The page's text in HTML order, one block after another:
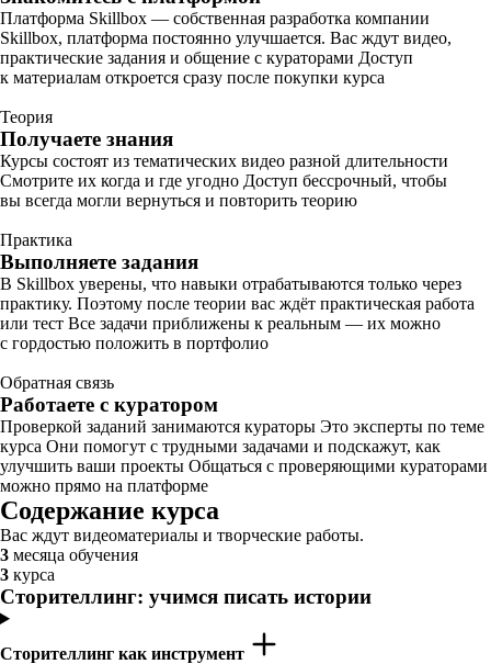
Платформа Skillbox — собственная разработка компании
Skillbox, платформа постоянно улучшается. Вас ждут видео,
практические задания и общение с кураторами Доступ
к материалам откроется сразу после покупки курса
Теория
Получаете знания
Курсы состоят из тематических видео разной длительности
Смотрите их когда и где угодно Доступ бессрочный, чтобы
вы всегда могли вернуться и повторить теорию
Практика
Выполняете задания
В Skillbox уверены, что навыки отрабатываются только через
практику. Поэтому после теории вас ждёт практическая работа
или тест Все задачи приближены к реальным — их можно
с гордостью положить в портфолио
Обратная связь
Работаете с куратором
Проверкой заданий занимаются кураторы Это эксперты по теме
курса Они помогут с трудными задачами и подскажут, как
улучшить ваши проекты Общаться с проверяющими кураторами
можно прямо на платформе
Содержание курса
Вас ждут видеоматериалы и творческие работы.
3 месяца обучения
3 курса
Сторителлинг: учимся писать истории
Сторителлинг как инструмент